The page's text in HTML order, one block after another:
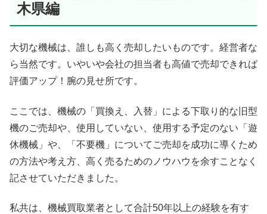
木県編
大切な機械は、誰しも高く売却したいものです。経営者な
ら当然です。いやいや会社の担当者も高値で売却できれば
評価アップ！腕の見せ所です。
ここでは、機械の「買換え、入替」による下取り的な旧型
機のご売却や、使用していない、使用する予定のない「遊
休機械」や、「不要機」についてご売却を成功に導くため
の方法や考え方、高く売るためのノウハウを余すことなく
記させていただきました。
私共は、機械買取業者として合計50年以上の経験を有す